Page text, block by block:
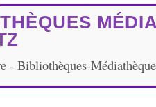
- Bibliothèques-